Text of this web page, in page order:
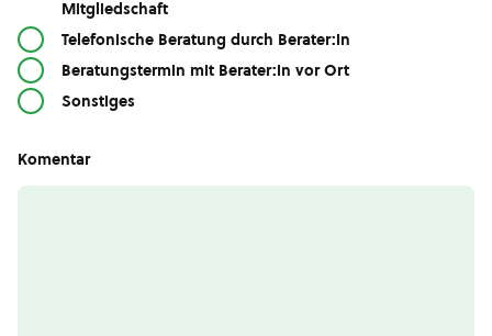
Mitgliedschaft
Telefonische Beratung durch Berater:in
Beratungstermin mit Berater:in vor Ort
Sonstiges
Komentar